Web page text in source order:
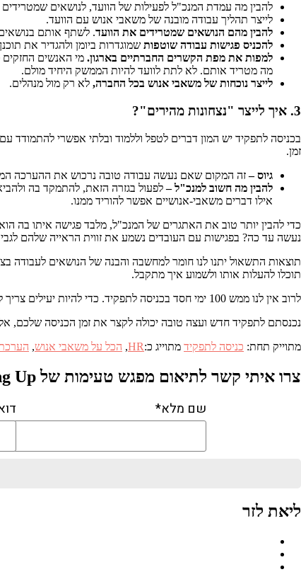
להבין מה עמדת המנכ"ל לפעילות של הוועד, לנושאים
לייצר תהליך עבודה מובנה של משאבי אנוש עם הוועד.
להבין מהם הנושאים שמטרידים את הוועד. לשתף אותם
להכניס פגישות עבודה שוטפות שמוגדרות ביומן ולהגדיר את
למפות את מפת הקשרים החברתיים בארגון. מי האנשים
מה מטריד אותם. לא לתת לוועד להיות הממשק היחיד מולם.
לייצר נוכחות של משאבי אנוש בכל החברה, לא רק מול מנהלים.
3. איך לייצר "נצחונות מהירים"?
בכניסה לתפקיד יש המון דברים לטפל וללמוד ובלתי אפשרי להתמודד
זמן.
גיוס –זה המקום שאם נעשה עבודה טובה נרכוש את ההערכה
להבין מה חשוב למנכ"ל –לפעול בגזרה הזאת, להתמקד בה
אילו דברים משאבי-אנושיים אפשר להוריד ממנו.
כדי להבין יותר טוב את האתגרים של המנכ"ל, מלבד פגישה איתו בה
נעשה עד כה? בפגישות עם העובדים נשמע את זווית הראייה שלהם
תוצאות התשאול יתנו לנו חומר למחשבה והבנה של הנושאים לעבודה
תוכלו להעלות אותו ולשמוע איך מתקבל.
לרוב אין לנו ממש 100 ימי חסד בכניסה לתפקיד. כדי להיות יעילים צריך להיות מאוד ממוקדים במה שיביא תועלת בזמן קצר יחסית. שלוש השאלות שציינתי הן אלה שצריך להתמקד בהן כדי להביא ערך בזמן קצר.
נכנסתם לתפקיד חדש ועצה טובה יכולה לקצר את זמן הכניסה שלכם, אל תהססו
מתוייק תחת: כניסה לתפקיד מתוייג כ:HR
, הכל על משאבי אנוש,
צרו איתי קשר לתיאום מפגש טעימות של Scaling Up
שם מלא*
ליאת לזר